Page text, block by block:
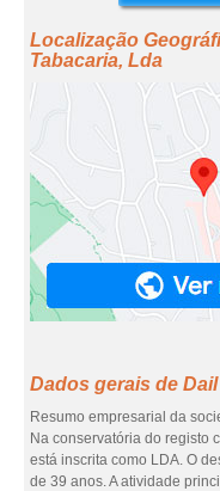
Localização
Tabacaria, Lda
Dados gerais de
Resumo empresarial da
Na conservatória do registo
está inscrita como LDA. O
de 39 anos. A atividade